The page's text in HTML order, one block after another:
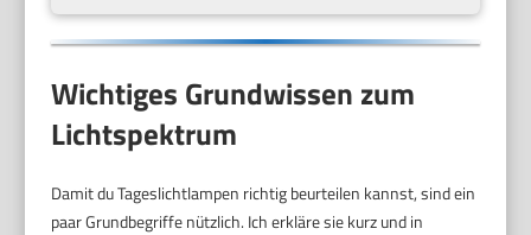
Wichtiges Grundwissen zum
Lichtspektrum
Damit du Tageslichtlampen richtig beurteilen kannst, sind ein
paar Grundbegriffe nützlich. Ich erkläre sie kurz und in